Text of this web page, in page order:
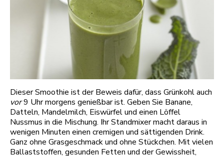
Dieser Smoothie ist der Beweis dafür, dass Grünkohl auch
vor9 Uhr morgens genießbar ist. Geben Sie Banane,
Datteln, Mandelmilch, Eiswürfel und einen Löffel
Nussmus in die Mischung. Ihr Standmixer macht daraus in
wenigen Minuten einen cremigen und sättigenden Drink.
Ganz ohne Grasgeschmack und ohne Stückchen. Mit vielen
Ballaststoffen, gesunden Fetten und der Gewissheit,